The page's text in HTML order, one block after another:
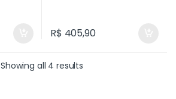
R$ 405,90
Showing all 4 results